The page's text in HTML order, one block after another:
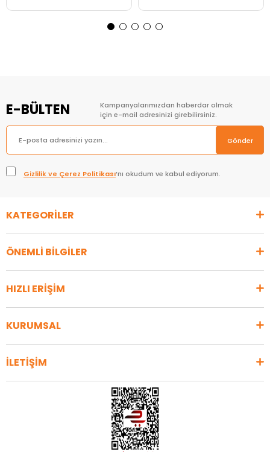
E-BÜLTEN
Kampanyalarımızdan haberdar olmak
için e-mail adresinizi girebilirsiniz.
Gönder
Gizlilik ve Çerez Politikası’nı okudum ve kabul ediyorum.
KATEGORİLER
ÖNEMLİ BİLGİLER
HIZLI ERİŞİM
KURUMSAL
İLETİŞİM